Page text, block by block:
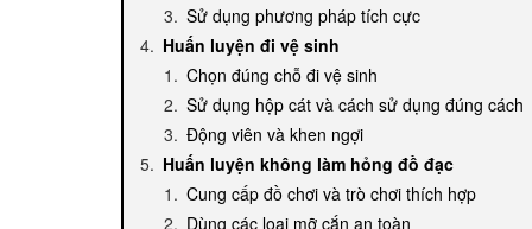
Sử dụng phương pháp tích cực
Huấn luyện đi vệ sinh
Chọn đúng chỗ đi vệ sinh
Sử dụng hộp cát và cách sử dụng đúng cách
Động viên và khen ngợi
Huấn luyện không làm hỏng đồ đạc
Cung cấp đồ chơi và trò chơi thích hợp
Dùng các loại mỡ cắn an toàn